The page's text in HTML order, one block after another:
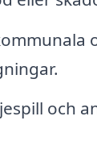
och